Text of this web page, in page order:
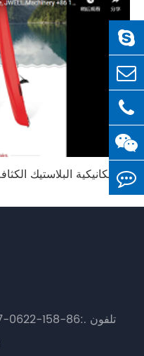
تلفون .:86-158-0622-5887